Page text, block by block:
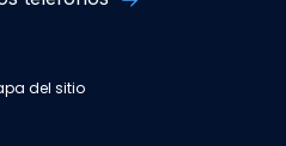
del sitio